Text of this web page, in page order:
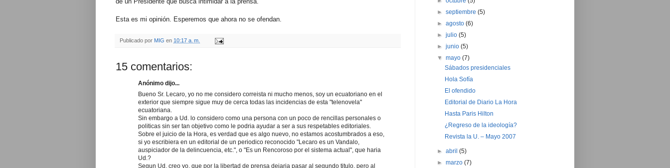
Esta es mi opinión. Esperemos que ahora no se ofendan.
Publicado por MIG en 10:17 a. m.
15 comentarios:
Anónimo dijo...
Bueno Sr. Lecaro, yo no me considero correista ni mucho menos, soy un ecuatoriano en el
exterior que siempre sigue muy de cerca todas las incidencias de esta "telenovela"
ecuatoriana.
Sin embargo a Ud. lo considero como una persona con un poco de rencillas personales o
politicas sin ser tan objetivo como le podria ayudar a ser a sus respetables editoriales.
Sobre el juicio de la Hora, es verdad que es algo nuevo, no estamos acostumbrados a eso,
si yo escribiera en un editorial de un periodico reconocido "Lecaro es un Vandalo,
auspiciador de la delincuencia, etc.", o "Es un Rencoroso por el sistema actual", que haria
Ud.?
Segun Ud. creo yo, que por la libertad de prensa dejaria pasar al segundo titulo, pero al
►septiembre(5)
►agosto(6)
►julio(5)
►junio(5)
▼mayo(7)
Sábados presidenciales
Hola Sofía
El ofendido
Editorial de Diario La Hora
Hasta Paris Hilton
¿Regreso de la ideología?
Revista la U. – Mayo 2007
►abril(5)
►marzo(7)